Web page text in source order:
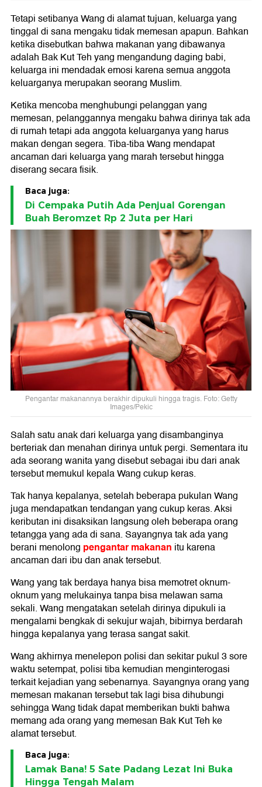
Tetapi setibanya Wang di alamat tujuan, keluarga yang
tinggal di sana mengaku tidak memesan apapun. Bahkan
ketika disebutkan bahwa makanan yang dibawanya
adalah Bak Kut Teh yang mengandung daging babi,
keluarga ini mendadak emosi karena semua anggota
keluarganya merupakan seorang Muslim.
Ketika mencoba menghubungi pelanggan yang
memesan, pelanggannya mengaku bahwa dirinya tak ada
di rumah tetapi ada anggota keluarganya yang harus
makan dengan segera. Tiba-tiba Wang mendapat
ancaman dari keluarga yang marah tersebut hingga
diserang secara fisik.
Baca juga:
Di Cempaka Putih Ada Penjual Gorengan
Buah Beromzet Rp 2 Juta per Hari
Pengantar makanannya berakhir dipukuli hingga tragis. Foto: Getty
Images/Pekic
Salah satu anak dari keluarga yang disambanginya
berteriak dan menahan dirinya untuk pergi. Sementara itu
ada seorang wanita yang disebut sebagai ibu dari anak
tersebut memukul kepala Wang cukup keras.
Tak hanya kepalanya, setelah beberapa pukulan Wang
juga mendapatkan tendangan yang cukup keras. Aksi
keributan ini disaksikan langsung oleh beberapa orang
tetangga yang ada di sana. Sayangnya tak ada yang
berani menolong pengantar makanan itu karena
ancaman dari ibu dan anak tersebut.
Wang yang tak berdaya hanya bisa memotret oknum-
oknum yang melukainya tanpa bisa melawan sama
sekali. Wang mengatakan setelah dirinya dipukuli ia
mengalami bengkak di sekujur wajah, bibirnya berdarah
hingga kepalanya yang terasa sangat sakit.
Wang akhirnya menelepon polisi dan sekitar pukul 3 sore
waktu setempat, polisi tiba kemudian menginterogasi
terkait kejadian yang sebenarnya. Sayangnya orang yang
memesan makanan tersebut tak lagi bisa dihubungi
sehingga Wang tidak dapat memberikan bukti bahwa
memang ada orang yang memesan Bak Kut Teh ke
alamat tersebut.
Baca juga:
Lamak Bana! 5 Sate Padang Lezat Ini Buka
Hingga Tengah Malam